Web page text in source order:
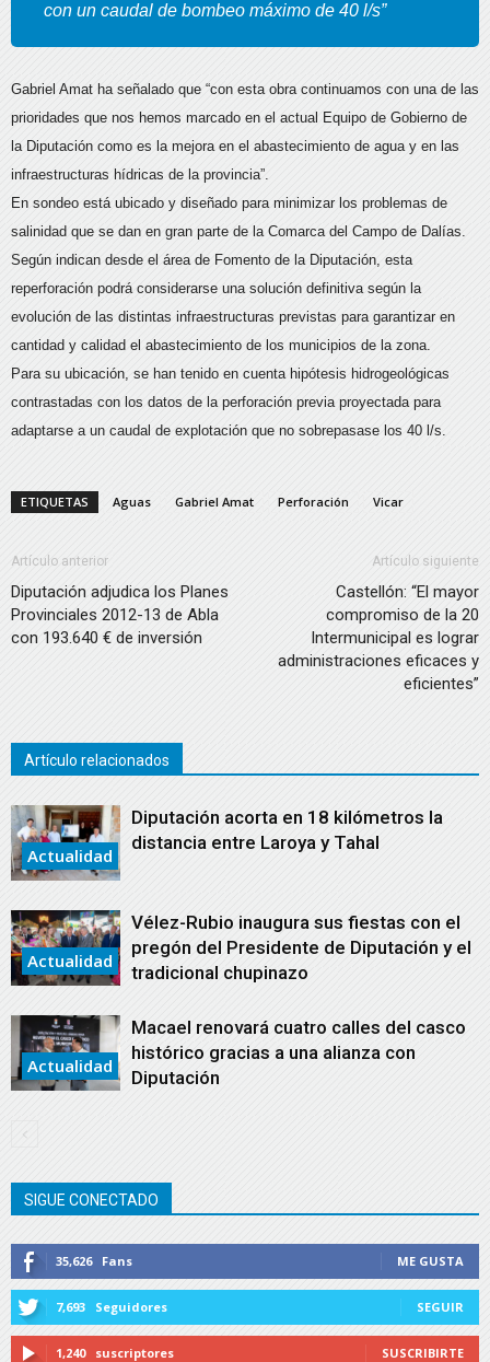
con un caudal de bombeo máximo de 40 l/s”
Gabriel Amat ha señalado que “con esta obra continuamos con una de las
prioridades que nos hemos marcado en el actual Equipo de Gobierno de
la Diputación como es la mejora en el abastecimiento de agua y en las
infraestructuras hídricas de la provincia”.
En sondeo está ubicado y diseñado para minimizar los problemas de
salinidad que se dan en gran parte de la Comarca del Campo de Dalías.
Según indican desde el área de Fomento de la Diputación, esta
reperforación podrá considerarse una solución definitiva según la
evolución de las distintas infraestructuras previstas para garantizar en
cantidad y calidad el abastecimiento de los municipios de la zona.
Para su ubicación, se han tenido en cuenta hipótesis hidrogeológicas
contrastadas con los datos de la perforación previa proyectada para
adaptarse a un caudal de explotación que no sobrepasase los 40 l/s.
ETIQUETAS Aguas Gabriel Amat Perforación Vicar
Artículo anterior
Diputación adjudica los Planes
Provinciales 2012-13 de Abla
con 193.640 € de inversión
Artículo siguiente
Castellón: “El mayor
compromiso de la 20
Intermunicipal es lograr
administraciones eficaces y
eficientes”
Artículo relacionados
Actualidad
Diputación acorta en 18 kilómetros la
distancia entre Laroya y Tahal
Actualidad
Vélez-Rubio inaugura sus fiestas con el
pregón del Presidente de Diputación y el
tradicional chupinazo
Actualidad
Macael renovará cuatro calles del casco
histórico gracias a una alianza con
Diputación
SIGUE CONECTADO
35,626 Fans ME GUSTA
7,693 Seguidores SEGUIR
1,240 suscriptores SUSCRIBIRTE